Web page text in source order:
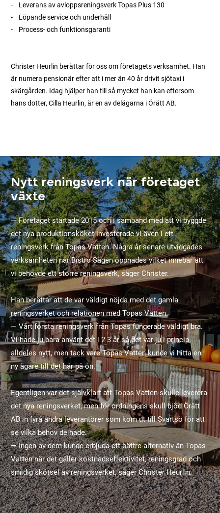
- Leverans av avloppsreningsverk Topas Plus 130
-
Löpande service och underhåll
-
Process- och funktionsgaranti
Christer Heurlin berättar för oss om företagets verksamhet. Han
är numera pensionär efter att i mer än 40 år drivit sjötaxi i
skärgården. Idag hjälper han till så mycket han kan eftersom
hans dotter, Cilla Heurlin, är en av delägarna i Örätt AB.
Nytt reningsverk när företaget
växte
— Företaget startade 2015 och i samband med att vi byggde
det nya produktionsköket investerade vi även i ett
reningsverk från Topas Vatten. Några år senare utvidgades
verksamheten när Bistro Sågen öppnades vilket innebar att
vi behövde ett större reningsverk, säger Christer.
Han berättar att de var väldigt nöjda med det gamla
reningsverket och relationen med Topas Vatten.
— Vårt första reningsverk från Topas fungerade väldigt bra.
Vi hade ju bara använt det i 2-3 år så det var ju i princip
alldeles nytt, men tack vare Topas Vatten kunde vi hitta en
ny ägare till det här på ön.
Egentligen var det självklart att Topas Vatten skulle leverera
det nya reningsverket, men för ordningens skull bjöd Örätt
AB in fyra andra leverantörer som kom ut till Svartsö för att
se vilka behov de hade.
— Ingen av dem kunde erbjuda ett bättre alternativ än Topas
Vatten när det gäller kostnadseffektivitet, reningsgrad och
smidig skötsel av reningsverket, säger Christer Heurlin.